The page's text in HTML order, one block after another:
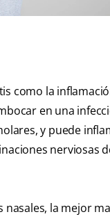
como la
en una
y puede
nerviosas
nasales, la mejor